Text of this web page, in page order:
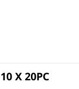
X 20PC